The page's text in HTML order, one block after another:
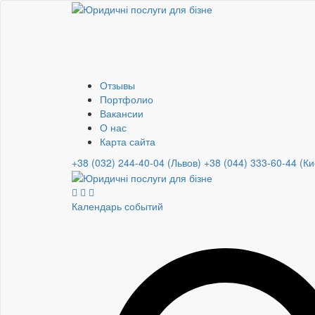
Отзывы
Портфолио
Вакансии
О нас
Карта сайта
+38 (032) 244-40-04 (Львов) +38 (044) 333-60-44
Календарь событий